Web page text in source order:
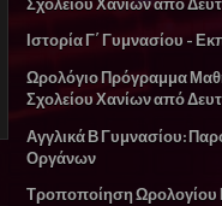
Σχολείου Χανίων από
Ιστορία Γ΄ Γυμνασίου -
Ωρολόγιο Πρόγραμμα
Σχολείου Χανίων από
Αγγλικά Β Γυμνασίου:
Οργάνων
Τροποποίηση Ωρολογίου